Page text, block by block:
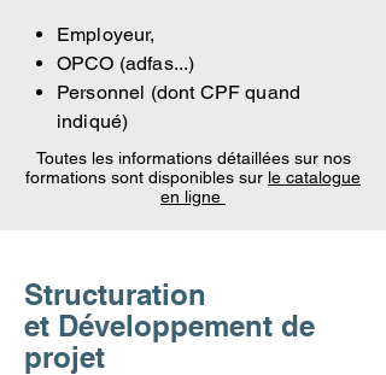
Employeur,
OPCO (adfas...)
Personnel (dont CPF quand
indiqué)
Toutes les informations détaillées sur nos
formations sont disponibles sur le catalogue
en ligne
Structuration
et Développement de
projet